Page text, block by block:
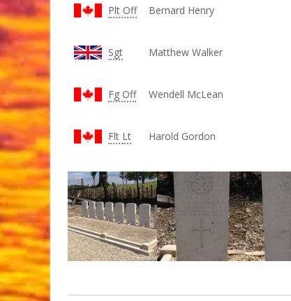
Plt Off Bernard Henry
Sgt Matthew Walker
Fg Off Wendell McLean
Flt Lt Harold Gordon